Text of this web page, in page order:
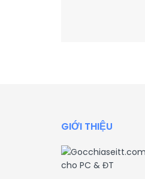
GIỚI THIỆU